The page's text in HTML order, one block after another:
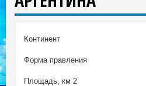
Континент
Форма правления
Площадь, км 2